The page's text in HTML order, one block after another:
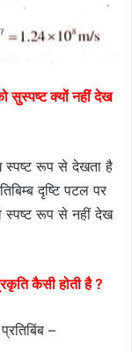
सुस्पष्ट क्यों नहीं देख
रूप से देखता है
दृष्टि पटल पर
स्पष्ट रूप से नहीं देख
कैसी होती है ?
–